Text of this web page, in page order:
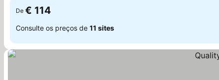
De € 114
Consulte os preços de 11 sites